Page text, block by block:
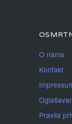
O nama
Kontakt
Pravila